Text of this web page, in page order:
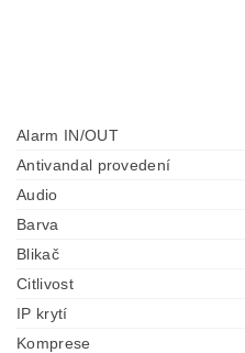
Alarm IN/OUT
Antivandal provedení
Audio
Barva
Blikač
Citlivost
IP krytí
Komprese